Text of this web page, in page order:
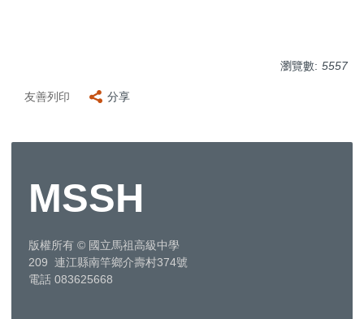
瀏覽數: 5557
友善列印 分享
MSSH
版權所有 © 國立馬祖高級中學
209 連江縣南竿鄉介壽村374號
電話 083625668